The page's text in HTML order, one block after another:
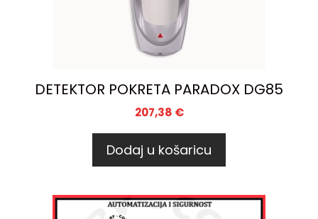
DETEKTOR POKRETA PARADOX DG85
207,38 €
Dodaj u košaricu